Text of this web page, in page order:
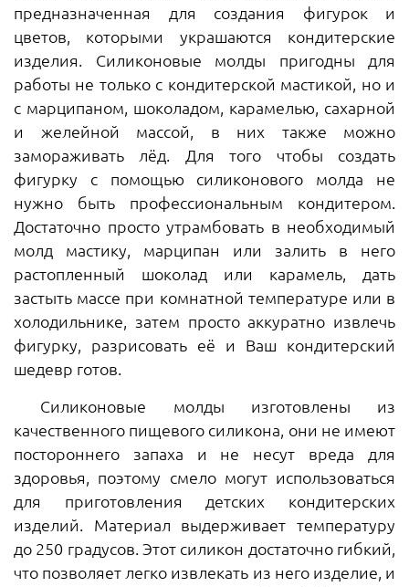
предназначенная для создания фигурок и
цветов, которыми украшаются кондитерские
изделия. Силиконовые молды пригодны для
работы не только с кондитерской мастикой, но и
с марципаном, шоколадом, карамелью, сахарной
и желейной массой, в них также можно
замораживать лёд. Для того чтобы создать
фигурку с помощью силиконового молда не
нужно быть профессиональным кондитером.
Достаточно просто утрамбовать в необходимый
молд мастику, марципан или залить в него
растопленный шоколад или карамель, дать
застыть массе при комнатной температуре или в
холодильнике, затем просто аккуратно извлечь
фигурку, разрисовать её и Ваш кондитерский
шедевр готов.
Силиконовые молды изготовлены из
качественного пищевого силикона, они не имеют
постороннего запаха и не несут вреда для
здоровья, поэтому смело могут использоваться
для приготовления детских кондитерских
изделий. Материал выдерживает температуру
до 250 градусов. Этот силикон достаточно гибкий,
что позволяет легко извлекать из него изделие, и